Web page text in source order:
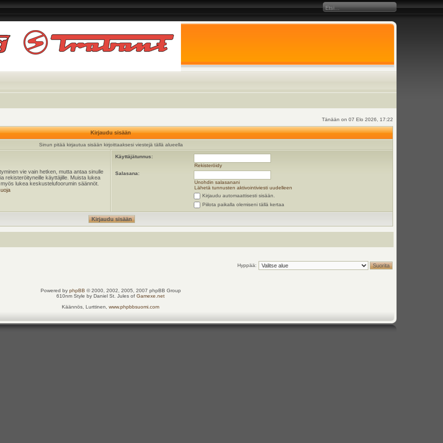
Tänään on 07 Elo 2026, 17:22
Kirjaudu sisään
Sinun pitää kirjautua sisään kirjoittaaksesi viestejä tällä alueella
vie vain hetken, mutta antaa sinulle
rekisteröityneille käyttäjille. Muista lukea
lukea keskustelufoorumin säännöt.
Käyttäjätunnus:
Rekisteröidy
Salasana:
Unohdin salasanani
Lähetä tunnusten aktivointiviesti uudelleen
Kirjaudu automaattisesti sisään.
Piilota paikalla olemiseni tällä kertaa
Hyppää:
Powered by phpBB © 2000, 2002, 2005, 2007 phpBB Group
610nm Style by Daniel St. Jules ofGamexe.net
Käännös, Lurttinen,www.phpbbsuomi.com